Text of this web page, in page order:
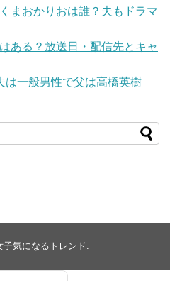
まおかりおは誰？夫もドラマ
ある？放送日・配信先とキャ
は一般男性で父は高橋英樹
子気になるトレンド.